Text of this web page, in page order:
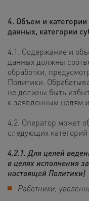
4. Объем и
данных, категории
4.1. Содержание и
данных должны
обработки,
Политики.
не должны быть
к заявленным целям
4.2. Оператор может
следующих
4.2.1. Для целей
в целях исполнения
настоящей Политики)
Работники,